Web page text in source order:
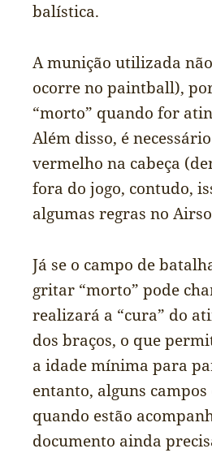
balística.
A munição utilizada
ocorre no paintball),
“morto” quando for
Além disso, é
vermelho na cabeça
fora do jogo, contudo,
algumas regras no
Já se o campo de
gritar “morto” pode
realizará a “cura” do
dos braços, o que
a idade mínima para
entanto, alguns
quando estão
documento ainda